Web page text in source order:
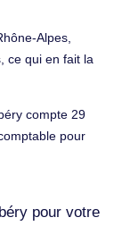
Alpes,
ce qui en fait la
compte 29
pour
pour votre